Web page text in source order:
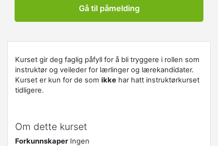
Gå til påmelding
Kurset gir deg faglig påfyll for å bli tryggere i rollen som
instruktør og veileder for lærlinger og lærekandidater.
Kurset er kun for de som ikke har hatt instruktørkurset
tidligere.
Om dette kurset
Forkunnskaper Ingen